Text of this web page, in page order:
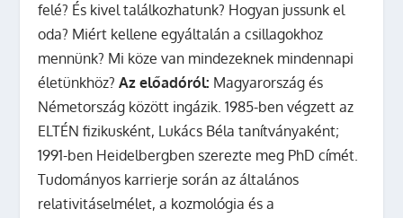
felé? És kivel találkozhatunk? Hogyan jussunk el
oda? Miért kellene egyáltalán a csillagokhoz
mennünk? Mi köze van mindezeknek mindennapi
életünkhöz?Az előadóról: Magyarország és
Németország között ingázik. 1985-ben végzett az
ELTÉN fizikusként, Lukács Béla tanítványaként;
1991-ben Heidelbergben szerezte meg PhD címét.
Tudományos karrierje során az általános
relativitáselmélet, a kozmológia és a